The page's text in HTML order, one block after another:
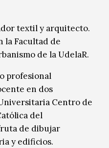
textil y arquitecto.
la Facultad de
de la UdelaR.
profesional
en dos
Centro de
del
de dibujar
y edificios.